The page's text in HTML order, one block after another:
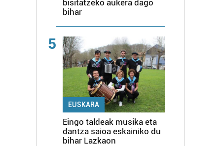
bisitatzeko aukera dago
bihar
5
EUSKARA
Eingo taldeak musika eta
dantza saioa eskainiko du
bihar Lazkaon